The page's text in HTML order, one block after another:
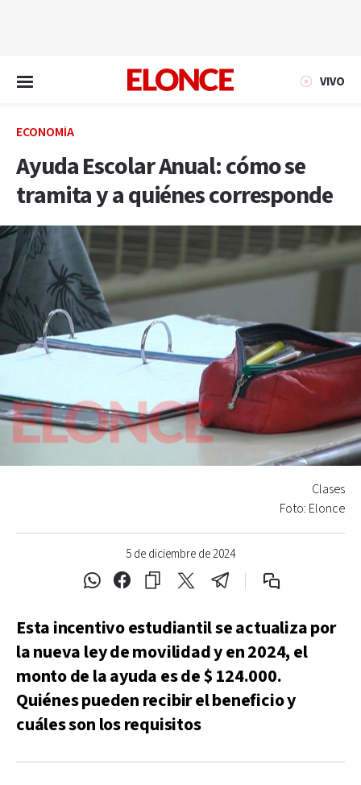
VIVO
ECONOMÍA
Ayuda Escolar Anual: cómo se
tramita y a quiénes corresponde
5 de diciembre de 2024
Clases
Foto: Elonce
Esta incentivo estudiantil se actualiza por
la nueva ley de movilidad y en 2024, el
monto de la ayuda es de $ 124.000.
Quiénes pueden recibir el beneficio y
cuáles son los requisitos